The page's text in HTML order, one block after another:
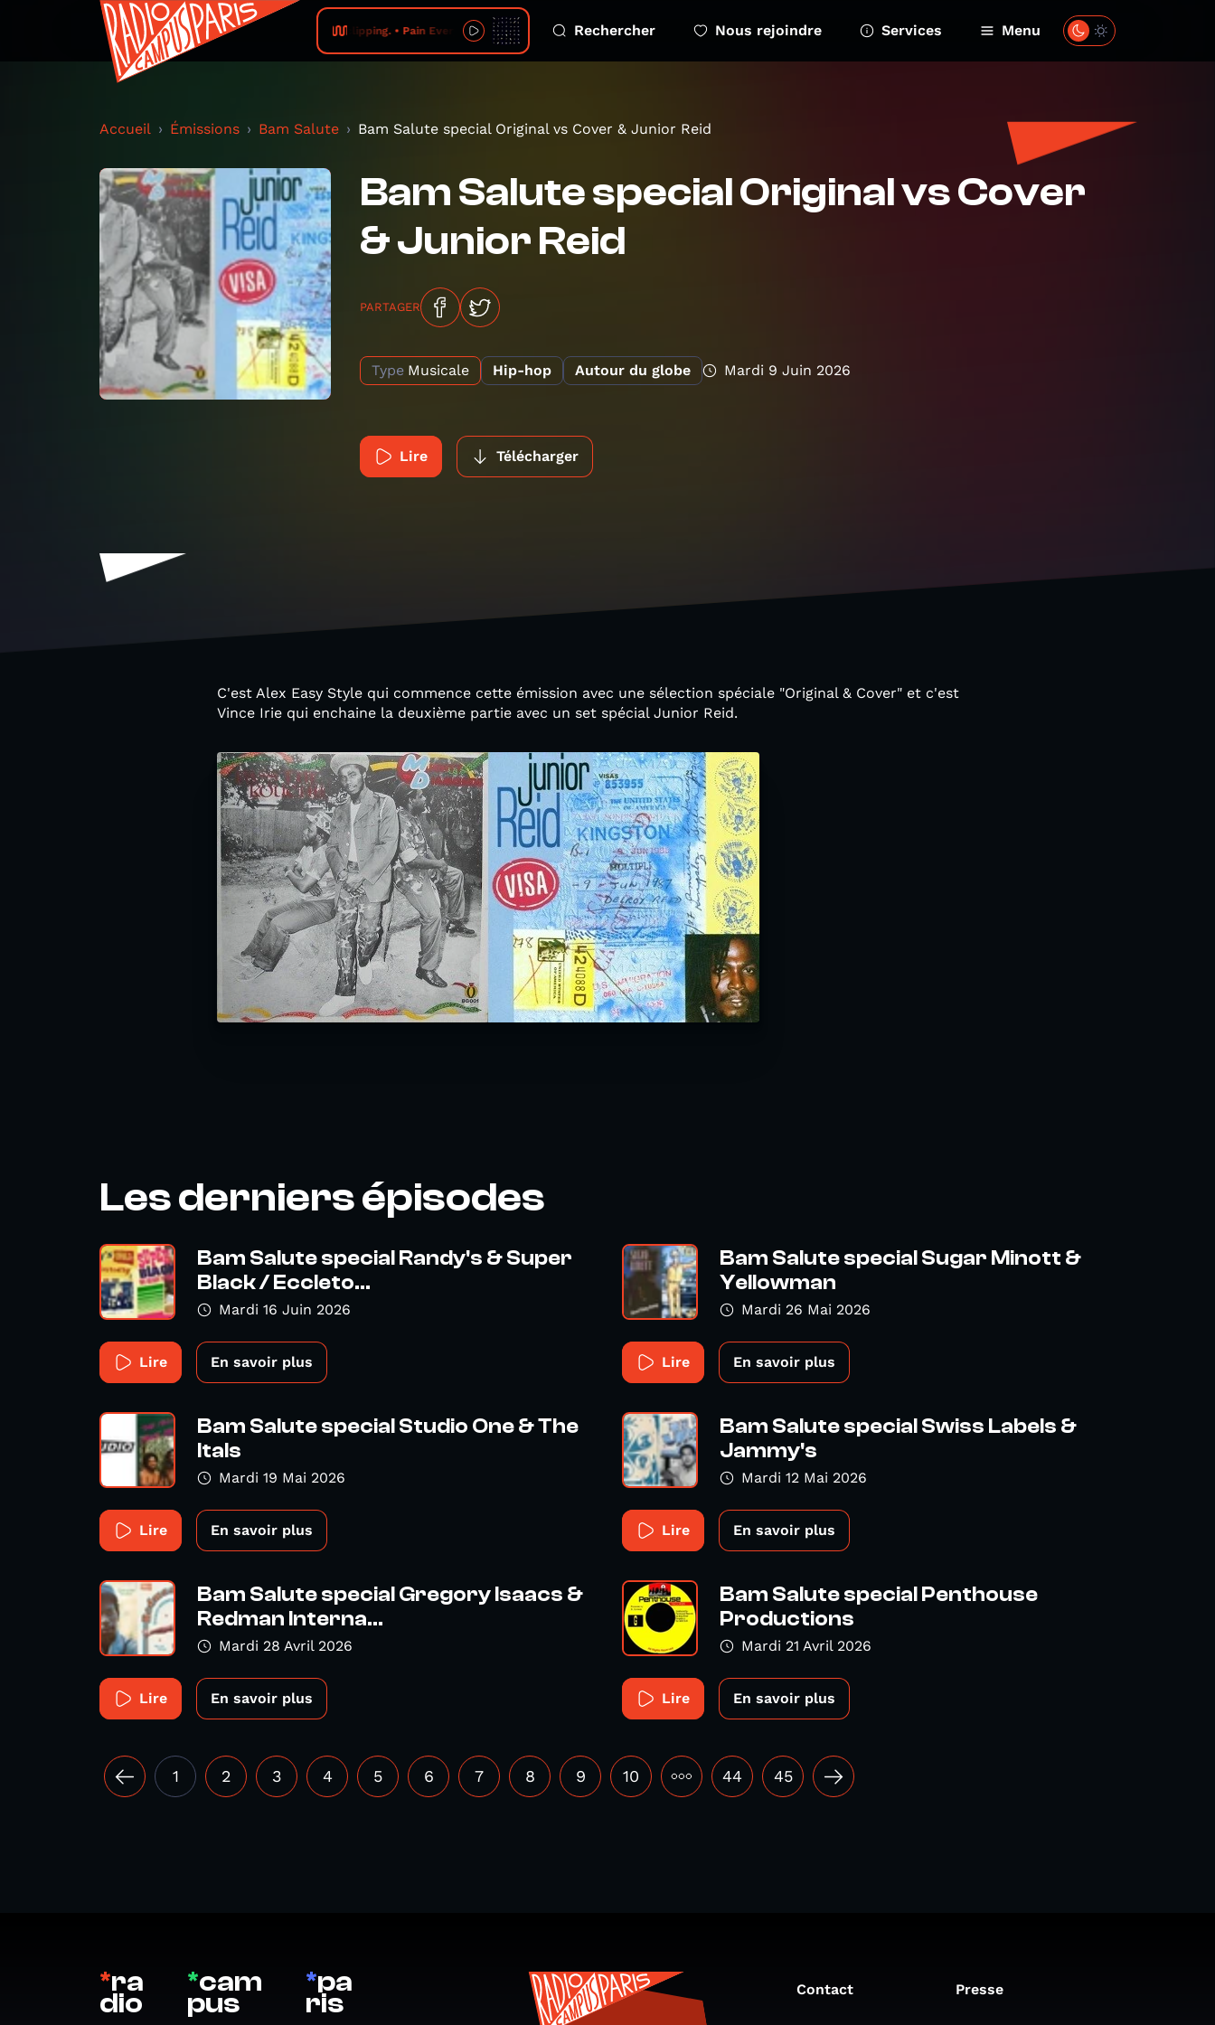
clipping. • Pain Everyday Rechercher Nous rejoindre Services Menu
Accueil Émissions Bam Salute Bam Salute special Original vs Cover & Junior Reid
Bam Salute special Original vs Cover
& Junior Reid
PARTAGER
Type Musicale Hip-hop Autour du globe Mardi 9 Juin 2026
Lire Télécharger
C'est Alex Easy Style qui commence cette émission avec une sélection spéciale "Original & Cover" et c'est
Vince Irie qui enchaine la deuxième partie avec un set spécial Junior Reid.
Les derniers épisodes
Bam Salute special Randy's & Super
Black / Eccleto...
Mardi 16 Juin 2026
Lire En savoir plus
Bam Salute special Sugar Minott &
Yellowman
Mardi 26 Mai 2026
Lire En savoir plus
Bam Salute special Studio One & The
Itals
Mardi 19 Mai 2026
Lire En savoir plus
Bam Salute special Swiss Labels &
Jammy's
Mardi 12 Mai 2026
Lire En savoir plus
Bam Salute special Gregory Isaacs &
Redman Interna...
Mardi 28 Avril 2026
Lire En savoir plus
Bam Salute special Penthouse
Productions
Mardi 21 Avril 2026
Lire En savoir plus
1 2 3 4 5 6 7 8 9 10 ••• 44 45
*ra
dio
*cam
pus
*pa
ris Contact Presse